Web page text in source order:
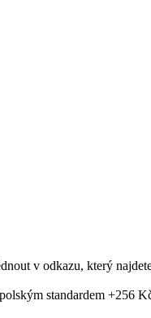
v odkazu, který
standardem +256